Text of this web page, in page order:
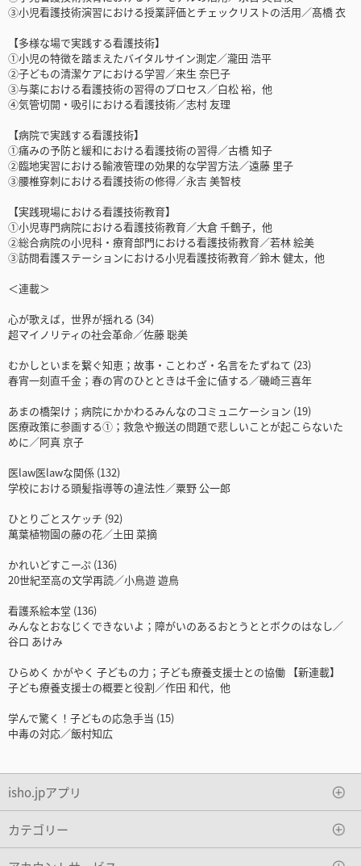
③小児看護技術演習における授業評価とチェックリストの活用／髙橋 衣
【多様な場で実践する看護技術】
①⼩児の特徴を踏まえたバイタルサイン測定／瀧田 浩平
②子どもの清潔ケアにおける学習／来生 奈巳子
③与薬における看護技術の習得のプロセス／白松 裕，他
④気管切開・吸引における看護技術／志村 友理
【病院で実践する看護技術】
①痛みの予防と緩和における看護技術の習得／古橋 知子
②臨地実習における輸液管理の効果的な学習方法／遠藤 里子
③腰椎穿刺における看護技術の修得／永吉 美智枝
【実践現場における看護技術教育】
①小児専門病院における看護技術教育／大倉 千鶴子，他
②総合病院の小児科・療育部門における看護技術教育／若林 絵美
③訪問看護ステーションにおける小児看護技術教育／鈴木 健太，他
＜連載＞
心が歌えば，世界が揺れる (34)
超マイノリティの社会革命／佐藤 聡美
むかしといまを繋ぐ知恵；故事・ことわざ・名言をたずねて (23)
春宵一刻直千金；春の宵のひとときは千金に値する／磯崎三喜年
あまの橋架け；病院にかかわるみんなのコミュニケーション (19)
医療政策に参画する①；救急や搬送の問題で悲しいことが起こらないた
めに／阿真 京子
医law医lawな関係 (132)
学校における頭髪指導等の違法性／粟野 公一郎
ひとりごとスケッチ (92)
萬葉植物園の藤の花／土田 菜摘
かれいどすこーぷ (136)
20世紀至高の文学再読／小鳥遊 遊鳥
看護系絵本堂 (136)
みんなとおなじくできないよ；障がいのあるおとうととボクのはなし／
谷口 あけみ
ひらめく かがやく 子どもの力；子ども療養支援士との協働 【新連載】
子ども療養支援士の概要と役割／作田 和代，他
学んで驚く！子どもの応急手当 (15)
中毒の対応／飯村知広
isho.jpアプリ
カテゴリー